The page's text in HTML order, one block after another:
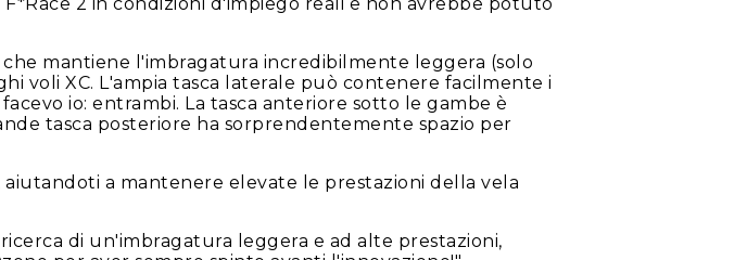
mantiene l'imbragatura incredibilmente leggera (solo
voli XC. L'ampia tasca laterale può contenere facilmente i
io: entrambi. La tasca anteriore sotto le gambe è
tasca posteriore ha sorprendentemente spazio per
a mantenere elevate le prestazioni della vela
di un'imbragatura leggera e ad alte prestazioni,